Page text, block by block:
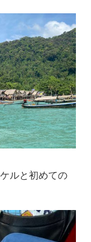
ルと初めての